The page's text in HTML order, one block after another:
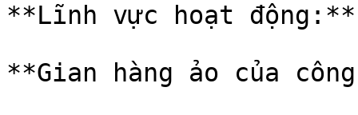
**Lĩnh vực hoạt động:**
**Gian hàng ảo của